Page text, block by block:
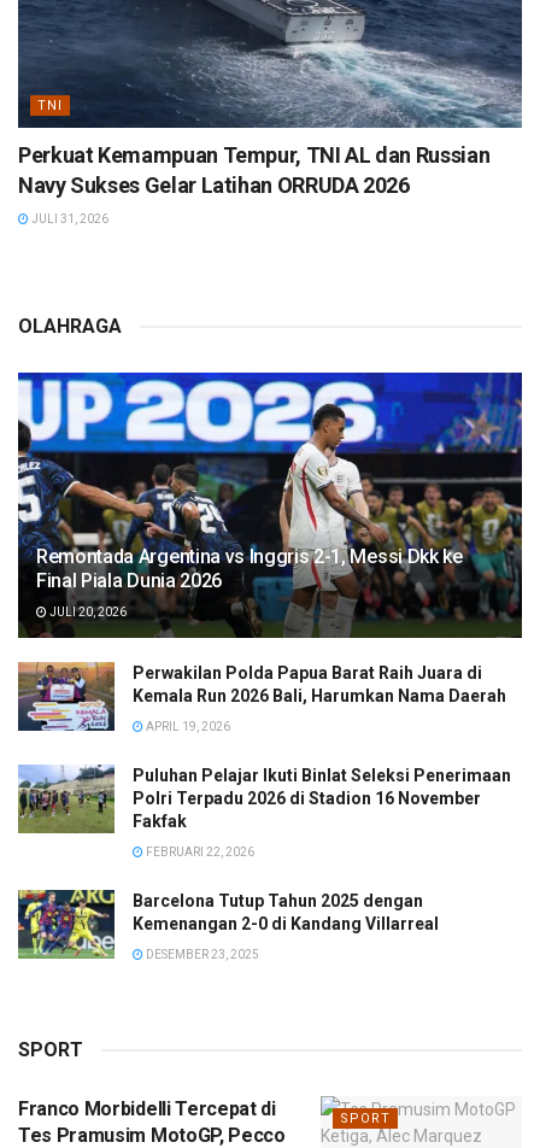
TNI
Perkuat Kemampuan Tempur, TNI AL dan Russian
Navy Sukses Gelar Latihan ORRUDA 2026
JULI 31, 2026
OLAHRAGA
Remontada Argentina vs Inggris 2-1, Messi Dkk ke
Final Piala Dunia 2026
JULI 20, 2026
Perwakilan Polda Papua Barat Raih Juara di
Kemala Run 2026 Bali, Harumkan Nama Daerah
APRIL 19, 2026
Puluhan Pelajar Ikuti Binlat Seleksi Penerimaan
Polri Terpadu 2026 di Stadion 16 November
Fakfak
FEBRUARI 22, 2026
Barcelona Tutup Tahun 2025 dengan
Kemenangan 2-0 di Kandang Villarreal
DESEMBER 23, 2025
SPORT
SPORT
Franco Morbidelli Tercepat di
Tes Pramusim MotoGP, Pecco